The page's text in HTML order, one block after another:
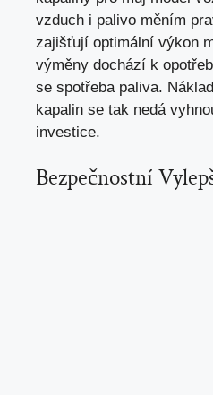
vzduch i palivo měním
zajišťují optimální výkon
výměny dochází k
se spotřeba paliva.
kapalin se tak nedá
investice.
Bezpečnostní